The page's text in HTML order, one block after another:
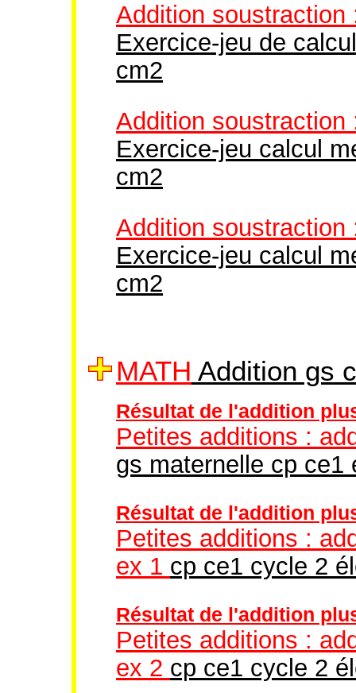
Addition soustraction
Exercice-jeu de
cm2
Addition soustraction
Exercice-jeu calcul
cm2
Addition soustraction
Exercice-jeu calcul
cm2
MATH Addition gs
Résultat de l'addition
Petites additions :
gs maternelle cp ce1
Résultat de l'addition
Petites additions :
ex 1 cp ce1 cycle 2
Résultat de l'addition
Petites additions :
ex 2 cp ce1 cycle 2